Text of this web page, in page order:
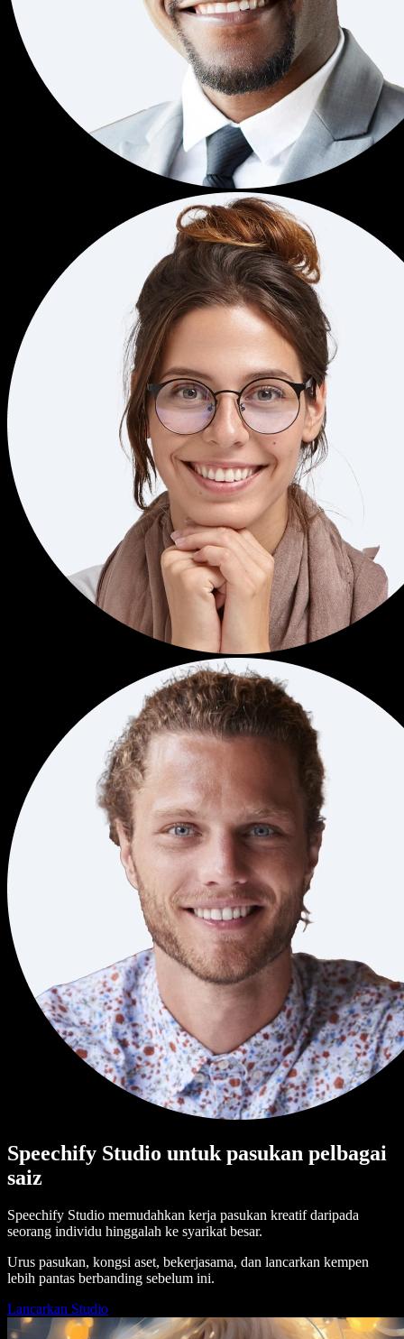
Speechify Studio untuk pasukan pelbagai
saiz
Speechify Studio memudahkan kerja pasukan kreatif daripada
seorang individu hinggalah ke syarikat besar.
Urus pasukan, kongsi aset, bekerjasama, dan lancarkan kempen
lebih pantas berbanding sebelum ini.
Lancarkan Studio